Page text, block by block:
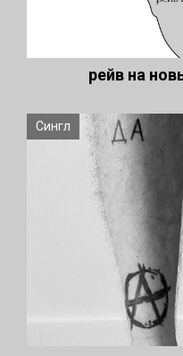
рейв на
Сингл